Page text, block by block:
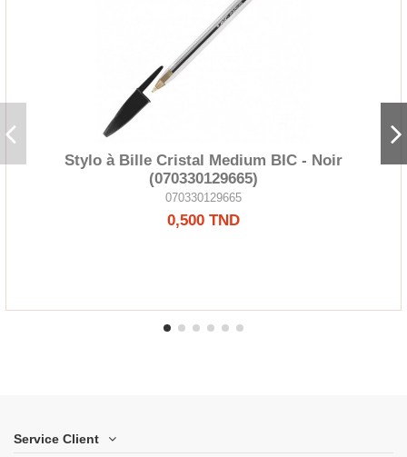
Stylo à Bille Cristal Medium BIC - Noir
(070330129665)
070330129665
0,500 TND
Service Client